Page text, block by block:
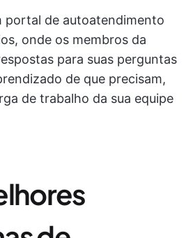
portal de autoatendimento
onde os membros da
para suas perguntas
de que precisam,
de trabalho da sua equipe